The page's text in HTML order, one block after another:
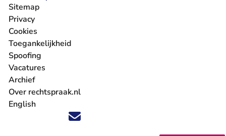
Volg ons op X (Twitter) - U verlaat Rechtspraak.nl
Volg ons op Facebook - U verlaat Rechtspraak.nl
Volg ons op Instagram - U verlaat Rechtspraak.nl
Volg ons op Youtube - U verlaat Rechtspraak.nl
Volg ons op LinkedIn - U verlaat
'Blijf op de hoogte' nieuwsbrief - U verlaat
Sitemap
Privacy
Cookies
Toegankelijkheid
Spoofing
Vacatures
- U verlaat Rechtspraak.nl
Archief
Over rechtspraak.nl
English